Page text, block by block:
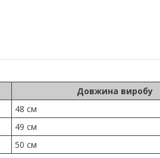
Довжина виробу
48 см
49 см
50 см